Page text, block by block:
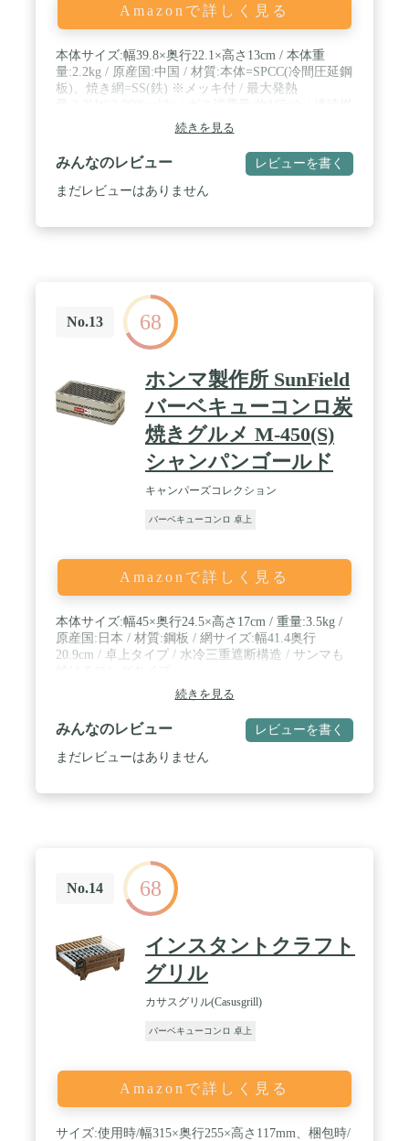
Amazonで詳しく見る
本体サイズ:幅39.8×奥行22.1×高さ13cm / 本体重
量:2.2kg / 原産国:中国 / 材質:本体=SPCC(冷間圧延鋼
板)、焼き網=SS(鉄) ※メッキ付 / 最大発熱
焼時間:約90分 ※「マイボンベL」使用時 / 容器着脱
続きを見る
みんなのレビュー レビューを書く
まだレビューはありません
No.13 68
ホンマ製作所 SunField
バーベキューコンロ炭
焼きグルメ M-450(S)
シャンパンゴールド
キャンパーズコレクション
バーベキューコンロ 卓上
Amazonで詳しく見る
本体サイズ:幅45×奥行24.5×高さ17cm / 重量:3.5kg /
原産国:日本 / 材質:鋼板 / 網サイズ:幅41.4奥行
20.9cm / 卓上タイプ / 水冷三重遮断構造 / サンマも
続きを見る
みんなのレビュー レビューを書く
まだレビューはありません
No.14 68
インスタントクラフト
グリル
カサスグリル(Casusgrill)
バーベキューコンロ 卓上
Amazonで詳しく見る
サイズ:使用時/幅315×奥行255×高さ117mm、梱包時/